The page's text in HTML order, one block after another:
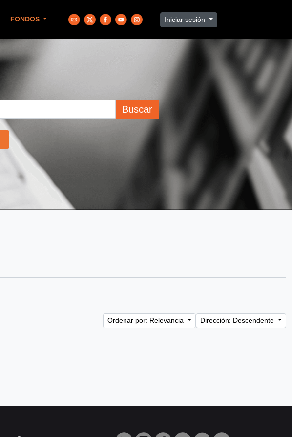
FONDOS Iniciar sesión
Buscar
Ordenar por: Relevancia Dirección: Descendente